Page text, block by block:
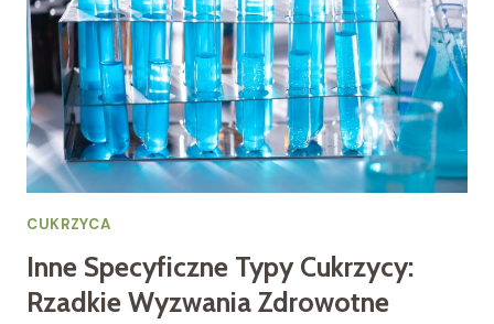
CUKRZYCA
Inne Specyficzne Typy Cukrzycy:
Rzadkie Wyzwania Zdrowotne